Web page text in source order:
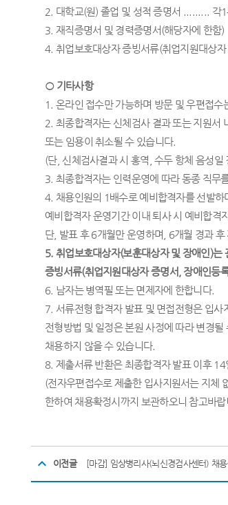
2. 대학교(원)졸업 및 성적 증명서 ......... 각1
3. 재직증명서 및 경력증명서(해당자에 한함)
4. 취업보호대상자 증빙서류(취업지원대상자
○ 기타사항
1. 온라인 접수만 가능하며 방문 및 우편접수
2. 최종합격자는 신체검사 결과 또는 지원서
또는 임용이 취소될 수 있습니다.
(단, 신체검사결과 시 홍역 ,수두 항체 음성일
3. 최종합격자는 인력운영에 따라 동종 직무
4. 채용인원의 1배수로 예비합격자를 선발하
예비합격자 운영기간 이내 퇴사 시 예비합격
단, 발표 후6개월만 운영하며 , 6개월 경과 후
5. 취업보호대상자(보훈대상자 및 장애인)는
증빙서류(취업지원대상자 증명서 , 장애인등
6. 남자는 병역필 또는 면제자에 한합니다.
7. 서류전형 합격자 발표 및 면접전형은 입
전형방법 및 일정은 본원 사정에 따라 변경될
채용하지 않을 수 있습니다.
8. 제출서류 반환은 최종합격자 발표 이후 14
(전자우편접수로 제출한 입사지원서는 지체
한하여 채용확정시까지 보관하오니 참고바랍
이전글 [마감] 임상병리사(뇌신경검사센터) 채